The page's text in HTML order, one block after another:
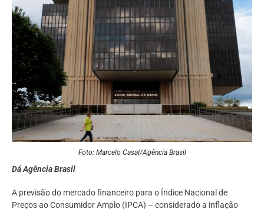
Foto: Marcelo Casal/Agência Brasil
Dá Agência Brasil
A previsão do mercado financeiro para o Índice Nacional de
Preços ao Consumidor Amplo (IPCA) – considerado a inflação